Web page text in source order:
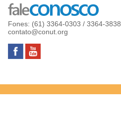
Fones: (61) 3364-0303 / 3364-3838
contato@conut.org